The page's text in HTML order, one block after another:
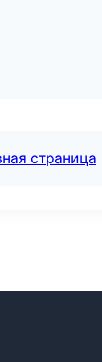
страница